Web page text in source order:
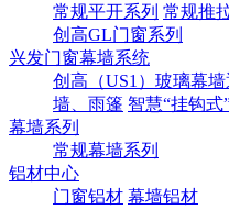
常规平开系列 常规推
创高GL门窗系列
兴发门窗幕墙系统
创高（US1）玻璃幕
墙、雨篷 智慧“挂钩式
幕墙系列
常规幕墙系列
铝材中心
门窗铝材 幕墙铝材